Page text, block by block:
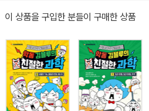
이게 바로 자꾸만 손이 가는 반복 학습의 마법
어린이들이 꼭 알아야 할 기초 과학 개념들을
파도 지구 반대편으로 나올 수 없는지 ‘지권의
주고, 겨울철 우리를 깜짝 놀라게 하는 불꽃의
로 밝힌다. 이렇듯 어린이들이 궁금해할 법한
초 과학 이론과 엮어 흥미롭게 다가가며 과학
이 상품을 구입한 분들이 구매한 상품